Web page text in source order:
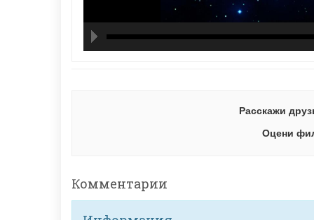
Расскажи
Оцени
Комментарии